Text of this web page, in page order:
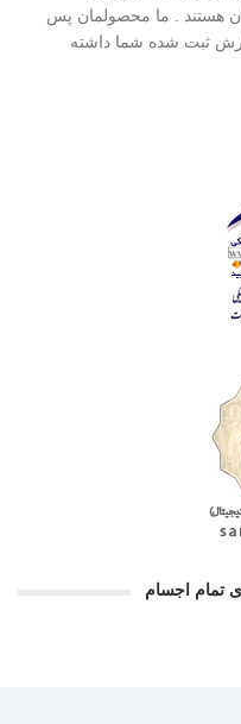
هستند . ما محصولمان پس
ثبت شده شما داشته
تمام اجسام